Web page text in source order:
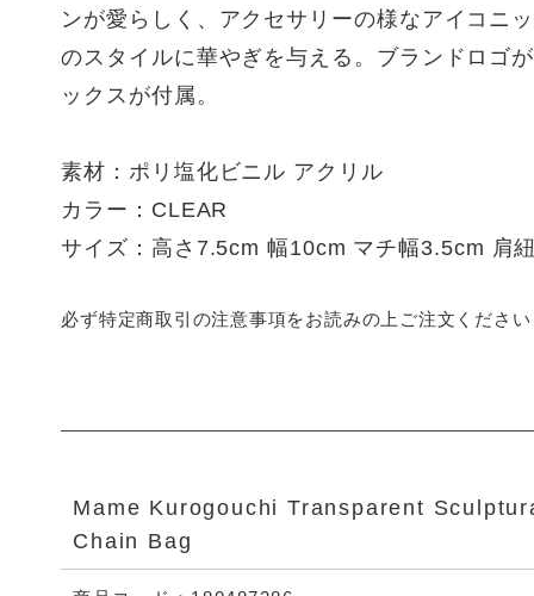
ンが愛らしく、アクセサリーの様なアイコニ
のスタイルに華やぎを与える。ブランドロゴ
ックスが付属。
素材：ポリ塩化ビニル アクリル
カラー：CLEAR
サイズ：高さ7.5cm 幅10cm マチ幅3.5cm 肩
必ず特定商取引の注意事項をお読みの上ご注文くださ
Mame Kurogouchi Transparent
Chain Bag